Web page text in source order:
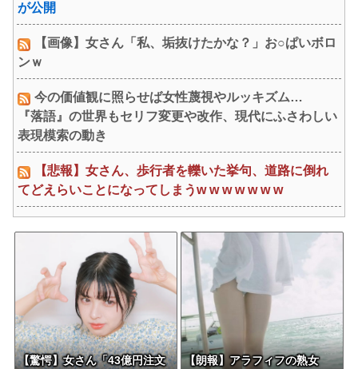
が公開
【画像】女さん「私、垢抜けたかな？」お○ぱいボロ
ンｗ
今の価値観に照らせば女性蔑視やルッキズム…
『落語』の世界もセリフ変更や改作、現代にふさわしい
表現模索の動き
【悲報】女さん、歩行者を轢いた挙句、道路に倒れ
てどえらいことになってしまうw w w w w w w
【驚愕】女さん「43億円注文 【朗報】アラフィフの熟女